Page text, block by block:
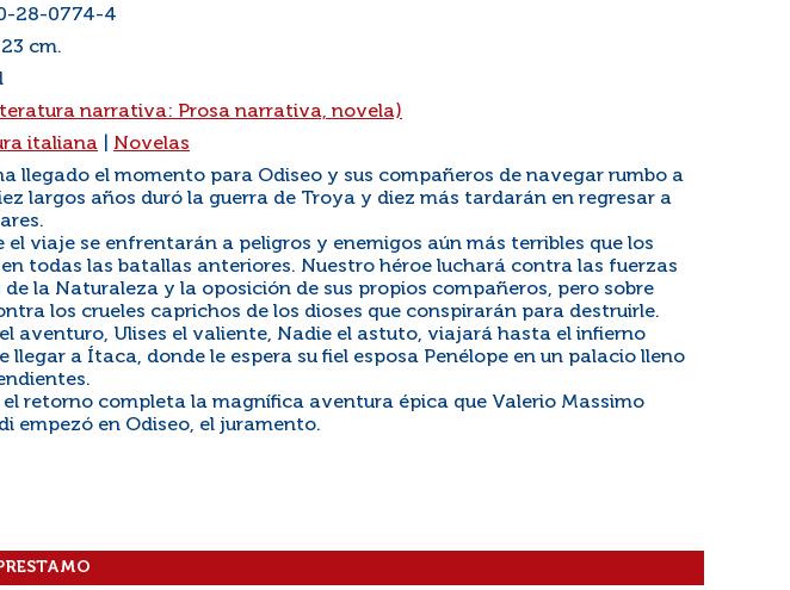
28-0774-4
cm.
narrativa: Prosa narrativa, novela)
italiana
Novelas
llegado el momento para Odiseo y sus compañeros de navegar rumbo a
largos años duró la guerra de Troya y diez más tardarán en regresar a
el viaje se enfrentarán a peligros y enemigos aún más terribles que los
todas las batallas anteriores. Nuestro héroe luchará contra las fuerzas
de la Naturaleza y la oposición de sus propios compañeros, pero sobre
los crueles caprichos de los dioses que conspirarán para destruirle.
aventuro, Ulises el valiente, Nadie el astuto, viajará hasta el infierno
llegar a Ítaca, donde le espera su fiel esposa Penélope en un palacio lleno
el retorno completa la magnífica aventura épica que Valerio Massimo
empezó en Odiseo, el juramento.